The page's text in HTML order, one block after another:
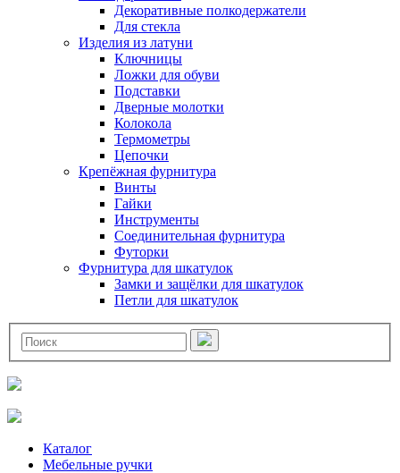
Декоративные полкодержатели
Для стекла
Изделия из латуни
Ключницы
Ложки для обуви
Подставки
Дверные молотки
Колокола
Термометры
Цепочки
Крепёжная фурнитура
Винты
Гайки
Инструменты
Соединительная фурнитура
Футорки
Фурнитура для шкатулок
Замки и защёлки для шкатулок
Петли для шкатулок
Каталог
Мебельные ручки